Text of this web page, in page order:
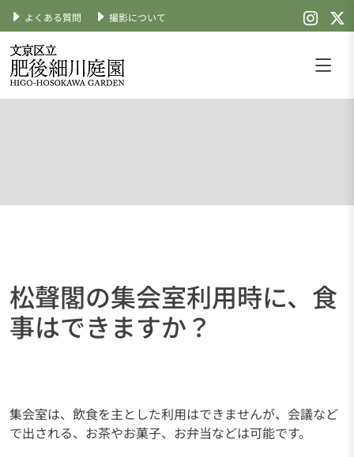
よくある質問 撮影について
Skip
to
content
文京区立肥後細川庭園
公式サイト
松聲閣の集会室利用時に、食
事はできますか？
集会室は、飲食を主とした利用はできませんが、会議など
で出される、お茶やお菓子、お弁当などは可能です。